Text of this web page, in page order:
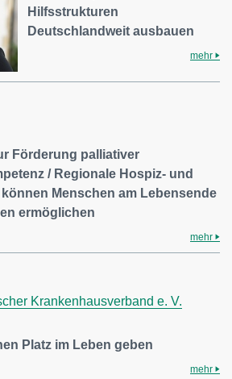
Hilfsstrukturen
Deutschlandweit ausbauen
mehr
Förderung palliativer
/ Regionale Hospiz- und
Menschen am Lebensende
ermöglichen
mehr
Krankenhausverband e. V.
Platz im Leben geben
mehr